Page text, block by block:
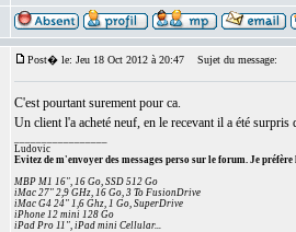
Post� le: Jeu 18 Oct 2012 à 20:47 Sujet du message:
C'est pourtant surement pour ca.
Un client l'a acheté neuf, en le recevant il a été
Ludovic
Evitez de m'envoyer des messages perso sur le forum. Je préfère
MBP M1 16", 16 Go, SSD 512 Go
iMac 27" 2,9 GHz, 16 Go, 3 To FusionDrive
iMac G4 24" 1,6 Ghz, 1 Go, SuperDrive
iPhone 12 mini 128 Go
iPad Pro 11", iPad mini Cellular...